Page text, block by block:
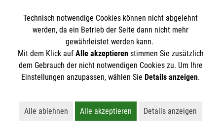
Darauf müssen Sie achten, wenn ein älterer
Mensch in Not gerät.
Technisch notwendige Cookies können nicht abgelehnt
werden, da ein Betrieb der Seite dann nicht mehr
gewährleistet werden kann.
Mit dem Klick auf Alle akzeptierenstimmen Sie zusätzlich
dem Gebrauch der nicht notwendigen Cookies zu. Um Ihre
Einstellungen anzupassen, wählen Sie Details anzeigen.
Alle ablehnen
Lehnt alle nicht-essentiellen Cookies ab
Alle akzeptieren
Akzeptiert alle Cookies
Details anzeigen